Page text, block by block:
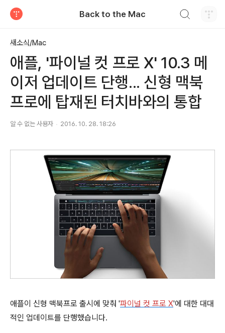
Back to the Mac
새소식/Mac
애플, '파이널 컷 프로 X' 10.3 메
이저 업데이트 단행... 신형 맥북
프로에 탑재된 터치바와의 통합
알 수 없는 사용자 2016. 10. 28. 18:26
애플이 신형 맥북프로 출시에 맞춰 '파이널 컷 프로 X'에 대한 대대
적인 업데이트를 단행했습니다.